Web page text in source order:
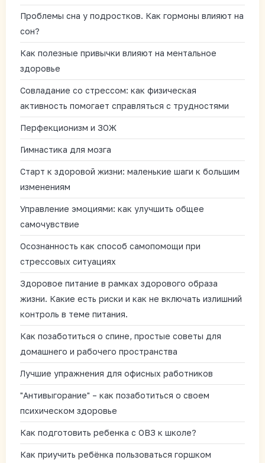
Проблемы сна у подростков. Как гормоны влияют на
сон?
Как полезные привычки влияют на ментальное
здоровье
Совладание со стрессом: как физическая
активность помогает справляться с трудностями
Перфекционизм и ЗОЖ
Гимнастика для мозга
Старт к здоровой жизни: маленькие шаги к большим
изменениям
Управление эмоциями: как улучшить общее
самочувствие
Осознанность как способ самопомощи при
стрессовых ситуациях
Здоровое питание в рамках здорового образа
жизни. Какие есть риски и как не включать излишний
контроль в теме питания.
Как позаботиться о спине, простые советы для
домашнего и рабочего пространства
Лучшие упражнения для офисных работников
"Антивыгорание" – как позаботиться о своем
психическом здоровье
Как подготовить ребенка с ОВЗ к школе?
Как приучить ребёнка пользоваться горшком